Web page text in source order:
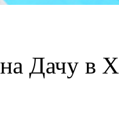
на Дачу в